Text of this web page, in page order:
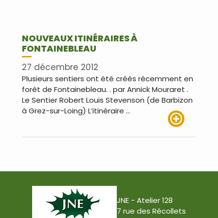
NOUVEAUX ITINÉRAIRES À
FONTAINEBLEAU
27 décembre 2012
Plusieurs sentiers ont été créés récemment en
forêt de Fontainebleau. . par Annick Mouraret .
Le Sentier Robert Louis Stevenson (de Barbizon
à Grez-sur-Loing) L’itinéraire …
JNE - Atelier 128
7 rue des Récollets